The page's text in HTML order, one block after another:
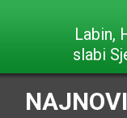
Labin,
slabi